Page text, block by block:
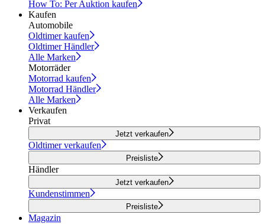
How To: Per Auktion kaufen
Kaufen
Automobile
Oldtimer kaufen
Oldtimer Händler
Alle Marken
Motorräder
Motorrad kaufen
Motorrad Händler
Alle Marken
Verkaufen
Privat
Jetzt verkaufen
Oldtimer verkaufen
Preisliste
Händler
Jetzt verkaufen
Kundenstimmen
Preisliste
Magazin